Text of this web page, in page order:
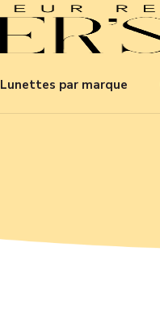
Lunettes par marque